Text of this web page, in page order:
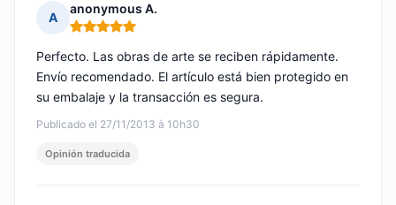
A
anonymous A.
Nota: 5 de 5
Publicado el 27/11/2013 à 10h30
Perfecto. Las obras de arte se reciben rápidamente.
Envío recomendado. El artículo está bien protegido en
su embalaje y la transacción es segura.
Opinión traducida